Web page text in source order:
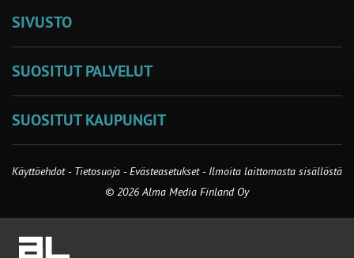
SIVUSTO
SUOSITUT PALVELUT
SUOSITUT KAUPUNGIT
Käyttöehdot - Tietosuoja -Evästeasetukset- Ilmoita laittomasta sisällöstä
© 2026 Alma Media Finland Oy